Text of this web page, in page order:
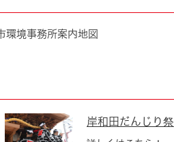
環境事務所案内地図
岸和田だんじり祭